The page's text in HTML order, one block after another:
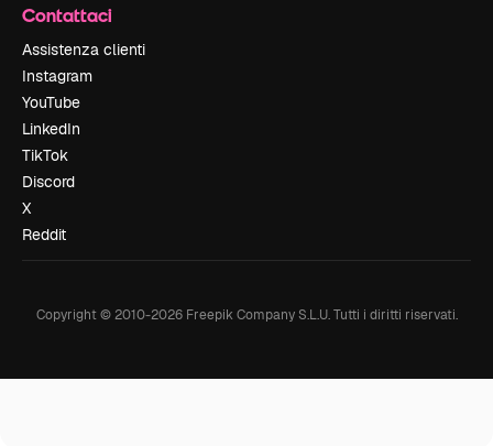
Contattaci
Assistenza clienti
Instagram
YouTube
LinkedIn
TikTok
Discord
X
Reddit
Copyright © 2010-2026Freepik Company S.L.U. Tutti i diritti riservati.